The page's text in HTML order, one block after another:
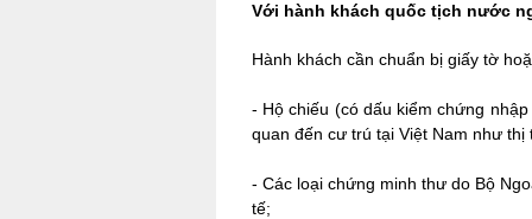
Với hành khách quốc tịch nước
Hành khách cần chuẩn bị giấy tờ
- Hộ chiếu (có dấu kiểm chứng
quan đến cư trú tại Việt Nam như
- Các loại chứng minh thư do Bộ
tế;